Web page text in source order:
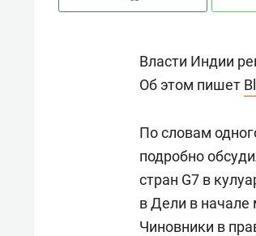
Власти Индии
Об этом пишет
По словам
подробно
стран G7 в
в Дели в начале
Чиновники в
Как ГК «МИР ГРУПП» и ВТБ
создают оазис жилого
комфорта под Казанью